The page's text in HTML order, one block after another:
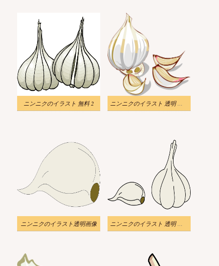
ニンニクのイラスト 無料 2 ニンニクのイラスト 透明 無料
ニンニクのイラスト透明画像 ニンニクのイラスト 透明 ダウンロード